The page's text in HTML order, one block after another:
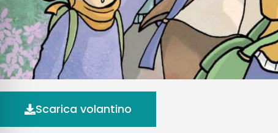
Scarica volantino